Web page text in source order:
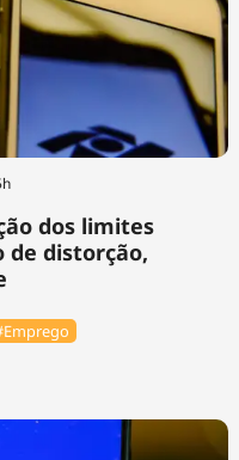
dos limites
distorção,